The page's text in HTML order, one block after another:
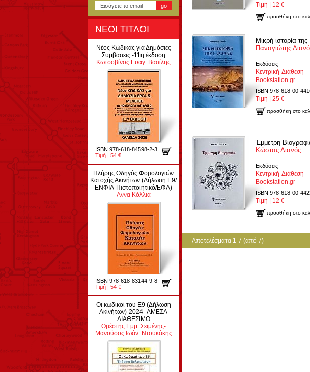
ΝΕΟΙ ΤΙΤΛΟΙ
Νέος Κώδικας για Δημόσιες
Συμβάσεις -11η έκδοση
Κωτσοβίνος Ευαγ. Βασίλης
ISBN 978-618-84598-2-3
Τιμή | 54 €
Πλήρης Οδηγός Φορολογιών
Κατοχής Ακινήτων (Δήλωση Ε9/
ΕΝΦΙΑ-Πιστοποιητικό/ΕΦΑ)
Αννα Κόλλια
ISBN 978-618-83144-9-8
Τιμή | 54 €
Οι κωδικοί του Ε9 (Δήλωση
Ακινήτων)-2024 -ΑΜΕΣΑ
ΔΙΑΘΕΣΙΜΟ
Ορέστης Εμμ. Σεϊμένης-
Μανούσος Ιωάν. Ντουκάκης
Τιμή | 12 €
προσθήκη στο
Μικρή ιστορία
Παναγιώτης
Εκδόσεις
Κεντρική-Διάθεση
Bookstation.gr
ISBN 978-618-00-
Τιμή | 25 €
προσθήκη στο
Έμμετρη
Κώστας Λιανός
Εκδόσεις
Κεντρική-Διάθεση
Bookstation.gr
ISBN 978-618-00-
Τιμή | 12 €
προσθήκη στο
Αποτελέσματα 1-7 (από 7)